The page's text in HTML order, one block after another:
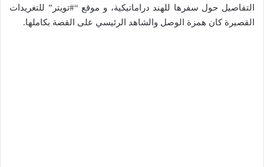
التفاصيل حول سفرها للهند دراماتيكية، و موقع “#تويتر” للتغريدات
القصيرة كان همزة الوصل والشاهد الرئيسي على القصة بكاملها.